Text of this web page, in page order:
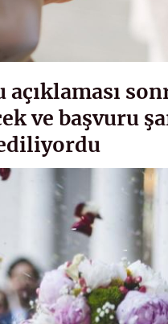
açıklaması
ve başvuru